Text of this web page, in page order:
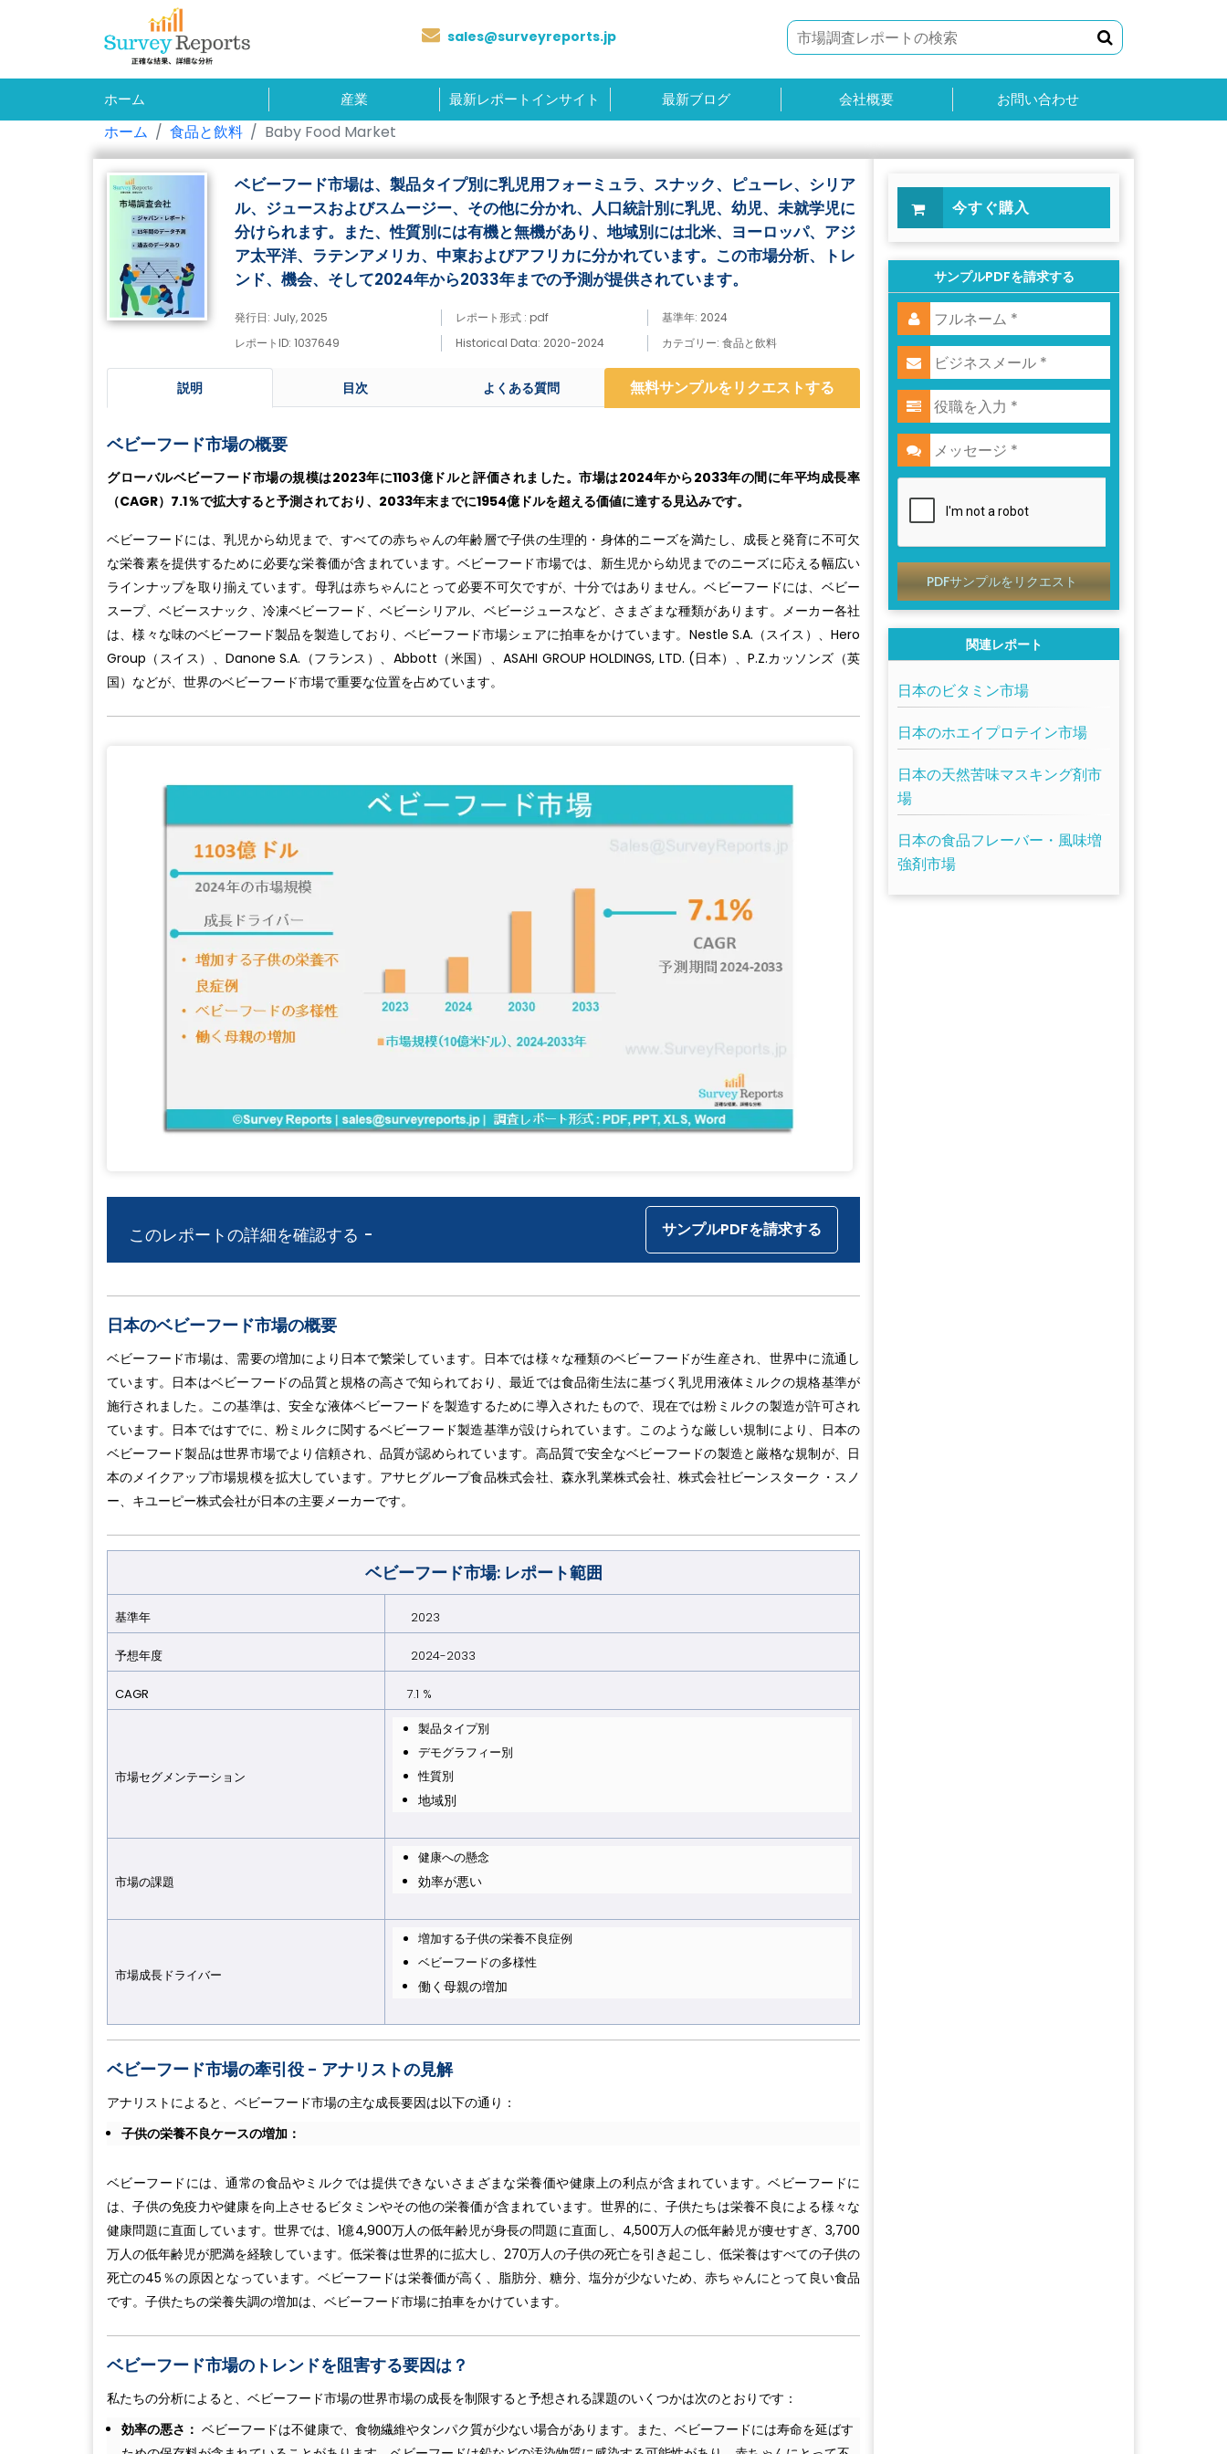
sales@surveyreports.jp
ホーム 産業 最新レポートインサイト 最新ブログ 会社概要 お問い合わせ
ホーム 食品と飲料 Baby Food Market
ベビーフード市場は、製品タイプ別に乳児用フォーミュラ、スナック、ピューレ、シリア
ル、ジュースおよびスムージー、その他に分かれ、人口統計別に乳児、幼児、未就学児に
分けられます。また、性質別には有機と無機があり、地域別には北米、ヨーロッパ、アジ
ア太平洋、ラテンアメリカ、中東およびアフリカに分かれています。この市場分析、トレ
ンド、機会、そして2024年から2033年までの予測が提供されています。
発行日: July, 2025 レポート形式 : pdf
基準年: 2024
レポートID: 1037649
Historical Data: 2020-2024 カテゴリー: 食品と飲料
説明 目次 よくある質問 無料サンプルをリクエストする
ベビーフード市場の概要
グローバルベビーフード市場の規模は2023年に1103億ドルと評価されました。市場は2024年から2033年の間に年平均成長率
（CAGR）7.1％で拡大すると予測されており、2033年末までに1954億ドルを超える価値に達する見込みです。
ベビーフードには、乳児から幼児まで、すべての赤ちゃんの年齢層で子供の生理的・身体的ニーズを満たし、成長と発育に不可欠
な栄養素を提供するために必要な栄養価が含まれています。ベビーフード市場では、新生児から幼児までのニーズに応える幅広い
ラインナップを取り揃えています。母乳は赤ちゃんにとって必要不可欠ですが、十分ではありません。ベビーフードには、ベビー
スープ、ベビースナック、冷凍ベビーフード、ベビーシリアル、ベビージュースなど、さまざまな種類があります。メーカー各社
は、様々な味のベビーフード製品を製造しており、ベビーフード市場シェアに拍車をかけています。Nestle S.A.（スイス）、Hero
Group（スイス）、Danone S.A.（フランス）、Abbott（米国）、ASAHI GROUP HOLDINGS, LTD. (日本）、P.Z.カッソンズ（英
国）などが、世界のベビーフード市場で重要な位置を占めています。
このレポートの詳細を確認する - サンプルPDFを請求する
日本のベビーフード市場の概要
ベビーフード市場は、需要の増加により日本で繁栄しています。日本では様々な種類のベビーフードが生産され、世界中に流通し
ています。日本はベビーフードの品質と規格の高さで知られており、最近では食品衛生法に基づく乳児用液体ミルクの規格基準が
施行されました。この基準は、安全な液体ベビーフードを製造するために導入されたもので、現在では粉ミルクの製造が許可され
ています。日本ではすでに、粉ミルクに関するベビーフード製造基準が設けられています。このような厳しい規制により、日本の
ベビーフード製品は世界市場でより信頼され、品質が認められています。高品質で安全なベビーフードの製造と厳格な規制が、日
本のメイクアップ市場規模を拡大しています。アサヒグループ食品株式会社、森永乳業株式会社、株式会社ビーンスターク・スノ
ー、キユーピー株式会社が日本の主要メーカーです。
ベビーフード市場: レポート範囲
基準年 2023
予想年度 2024-2033
CAGR 7.1 %
市場セグメンテーショ ン
製品タイプ別
デモグラフィー別
性質別
地域別
市場の課題
健康への懸念
効率が悪い
市場成長ドライバー
増加する子供の栄養不良症例
ベビーフードの多様性
働く母親の増加
ベビーフード市場の牽引役 - アナリストの見解
アナリストによると、ベビーフード市場の主な成長要因は以下の通り：
子供の栄養不良ケースの増加：
ベビーフードには、通常の食品やミルクでは提供できないさまざまな栄養価や健康上の利点が含まれています。ベビーフードに
は、子供の免疫力や健康を向上させるビタミンやその他の栄養価が含まれています。世界的に、子供たちは栄養不良による様々な
健康問題に直面しています。世界では、1億4,900万人の低年齢児が身長の問題に直面し、4,500万人の低年齢児が痩せすぎ、3,700
万人の低年齢児が肥満を経験しています。低栄養は世界的に拡大し、270万人の子供の死亡を引き起こし、低栄養はすべての子供の
死亡の45％の原因となっています。ベビーフードは栄養価が高く、脂肪分、糖分、塩分が少ないため、赤ちゃんにとって良い食品
です。子供たちの栄養失調の増加は、ベビーフード市場に拍車をかけています。
ベビーフード市場のトレンドを阻害する要因は？
私たちの分析によると、ベビーフード市場の世界市場の成長を制限すると予想される課題のいくつかは次のとおりです：
効率の悪さ： ベビーフードは不健康で、食物繊維やタンパク質が少ない場合があります。また、ベビーフードには寿命を延ばす
今すぐ購入
サンプルPDFを請求する
PDFサンプルをリクエスト
関連レポート
日本のビタミン市場
日本のホエイプロテイン市場
日本の天然苦味マスキング剤市
場
日本の食品フレーバー・風味増
強剤市場